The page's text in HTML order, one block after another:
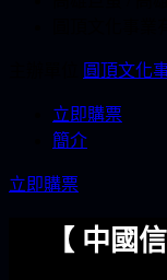
圓頂文化
立即購票
簡介
立即購票
【 中國